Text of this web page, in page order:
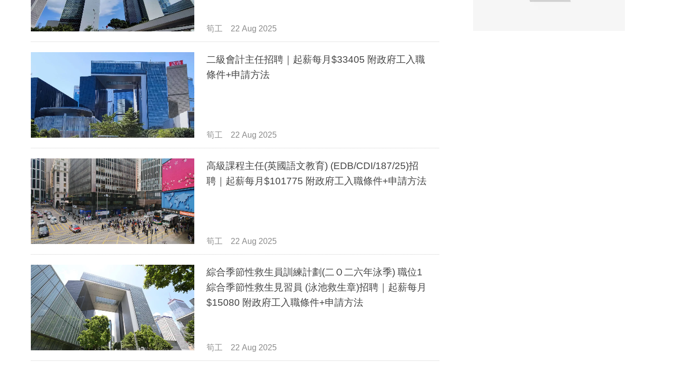
筍工 22 Aug 2025
二級會計主任招聘｜起薪每月$33405 附政府工入職
條件+申請方法
筍工 22 Aug 2025
高級課程主任(英國語文教育) (EDB/CDI/187/25)招
聘｜起薪每月$101775 附政府工入職條件+申請方法
筍工 22 Aug 2025
綜合季節性救生員訓練計劃(二Ｏ二六年泳季) 職位1
綜合季節性救生見習員 (泳池救生章)招聘｜起薪每月
$15080 附政府工入職條件+申請方法
筍工 22 Aug 2025